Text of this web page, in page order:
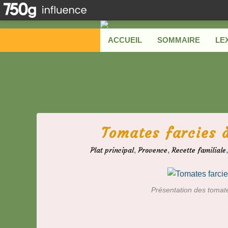
ACCUEIL SOMMAIRE
Tomates farcies
Plat principal, Provence, Recette familiale
Présentation des